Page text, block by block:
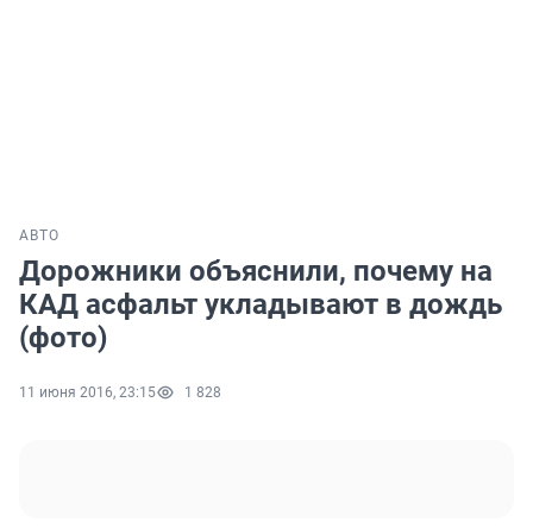
АВТО
Дорожники объяснили, почему на
КАД асфальт укладывают в дождь
(фото)
11 июня 2016, 23:15 1 828